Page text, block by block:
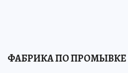
ФАБРИКА ПО ПРОМЫВКЕ